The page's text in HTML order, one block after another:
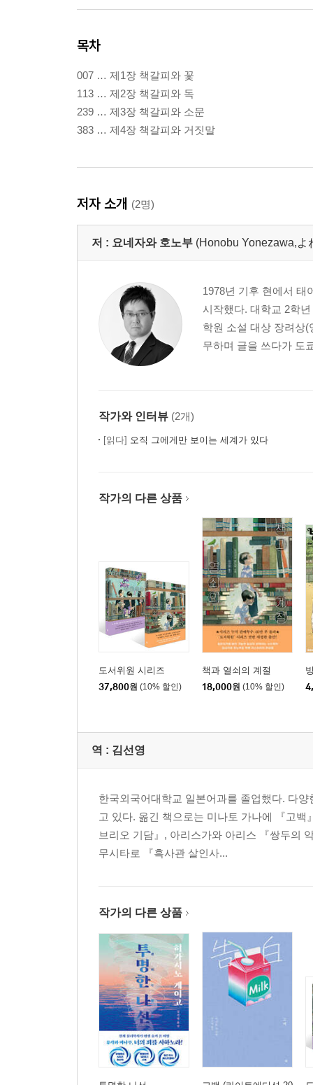
목차
007 … 제1장 책갈피와 꽃
113 … 제2장 책갈피와 독
239 … 제3장 책갈피와 소문
383 … 제4장 책갈피와 거짓말
저자 소개 (2명)
저 : 요네자와 호노부 (Honobu Yonezawa,よ
1978년 기후 현에서 태
시작했다. 대학교 2학
학원 소설 대상 장려상
무하며 글을 쓰다가 도
작가와 인터뷰 (2개)
[읽다] 오직 그에게만 보이는 세계가 있다
작가의 다른 상품
도서위원 시리즈
37,800원 (10% 할인)
책과 열쇠의 계절
18,000원 (10% 할인)
역 : 김선영
한국외국어대학교 일본어과를 졸업했다. 다
고 있다. 옮긴 책으로는 미나토 가나에 『고백
브리오 기담』, 아리스가와 아리스 『쌍두의
무시타로 『흑사관 살인사...
작가의 다른 상품